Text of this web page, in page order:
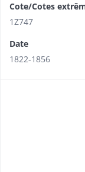
Cote/Cotes
1Z747
Date
1822-1856